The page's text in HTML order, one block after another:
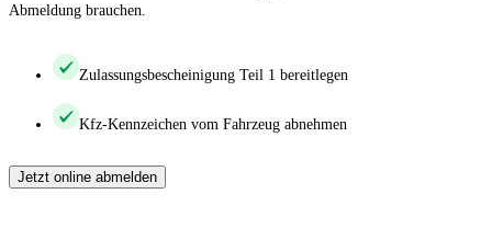
Abmeldung brauchen.
Zulassungsbescheinigung Teil 1 bereitlegen
Kfz-Kennzeichen vom Fahrzeug abnehmen
Jetzt online abmelden